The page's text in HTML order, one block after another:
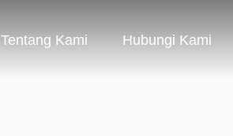
Tentang Kami Hubungi Kami